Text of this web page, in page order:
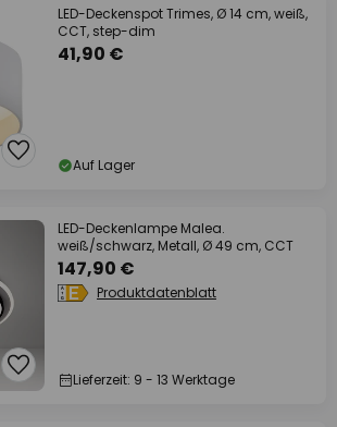
LED-Deckenspot Trimes, Ø 14 cm, weiß,
CCT, step-dim
41,90 €
Auf Lager
LED-Deckenlampe Malea.
weiß/schwarz, Metall, Ø 49 cm, CCT
147,90 €
Produktdatenblatt
Lieferzeit: 9 - 13 Werktage